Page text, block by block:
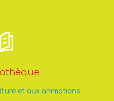
et aux animations